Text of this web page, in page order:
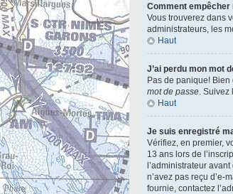
Comment empêcher
Vous trouverez dans
administrateurs, les
Haut
J’ai perdu mon mot
Pas de panique!
mot de passe. Suivez
Haut
Je suis enregistré
Vérifiez, en premier,
13 ans lors de
l’administrateur
n’avez pas reçu d’e-
fournie, contactez